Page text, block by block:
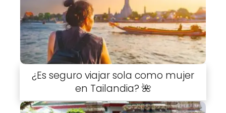
¿Es seguro viajar sola como mujer
en Tailandia? 🌺